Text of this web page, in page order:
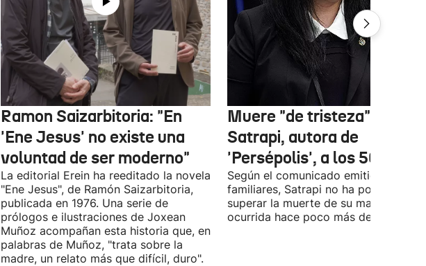
Ramon Saizarbitoria: "En
'Ene Jesus' no existe una
voluntad de ser moderno"
La editorial Erein ha reeditado la novela
"Ene Jesus", de Ramón Saizarbitoria,
publicada en 1976. Una serie de
prólogos e ilustraciones de Joxean
Muñoz acompañan esta historia que, en
palabras de Muñoz, "trata sobre la
madre, un relato más que difícil, duro".
Muere "de tristeza"
Satrapi, autora de
'Persépolis', a los 56 años
Según el comunicado emitido por sus
familiares, Satrapi no ha podido
superar la muerte de su marido,
ocurrida hace poco más de un año.